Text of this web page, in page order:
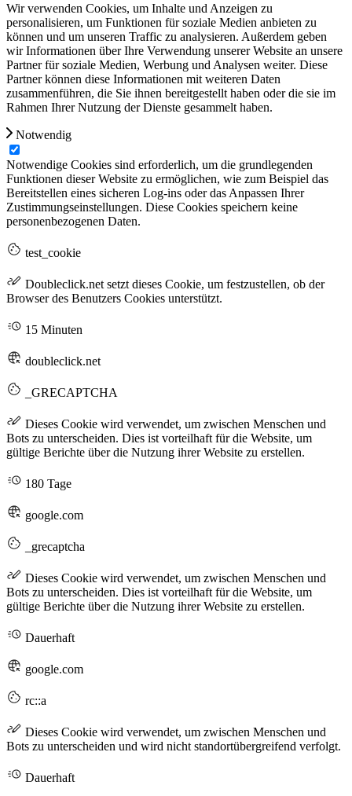
Wir verwenden Cookies, um Inhalte und Anzeigen zu
personalisieren, um Funktionen für soziale Medien anbieten zu
können und um unseren Traffic zu analysieren. Außerdem geben
wir Informationen über Ihre Verwendung unserer Website an unsere
Partner für soziale Medien, Werbung und Analysen weiter. Diese
Partner können diese Informationen mit weiteren Daten
zusammenführen, die Sie ihnen bereitgestellt haben oder die sie im
Rahmen Ihrer Nutzung der Dienste gesammelt haben.
Notwendig
Notwendige Cookies sind erforderlich, um die grundlegenden
Funktionen dieser Website zu ermöglichen, wie zum Beispiel das
Bereitstellen eines sicheren Log-ins oder das Anpassen Ihrer
Zustimmungseinstellungen. Diese Cookies speichern keine
personenbezogenen Daten.
test_cookie
Doubleclick.net setzt dieses Cookie, um festzustellen, ob der
Browser des Benutzers Cookies unterstützt.
15 Minuten
doubleclick.net
_GRECAPTCHA
Dieses Cookie wird verwendet, um zwischen Menschen und
Bots zu unterscheiden. Dies ist vorteilhaft für die Website, um
gültige Berichte über die Nutzung ihrer Website zu erstellen.
180 Tage
google.com
_grecaptcha
Dieses Cookie wird verwendet, um zwischen Menschen und
Bots zu unterscheiden. Dies ist vorteilhaft für die Website, um
gültige Berichte über die Nutzung ihrer Website zu erstellen.
Dauerhaft
google.com
rc::a
Dieses Cookie wird verwendet, um zwischen Menschen und
Bots zu unterscheiden und wird nicht standortübergreifend verfolgt.
Dauerhaft